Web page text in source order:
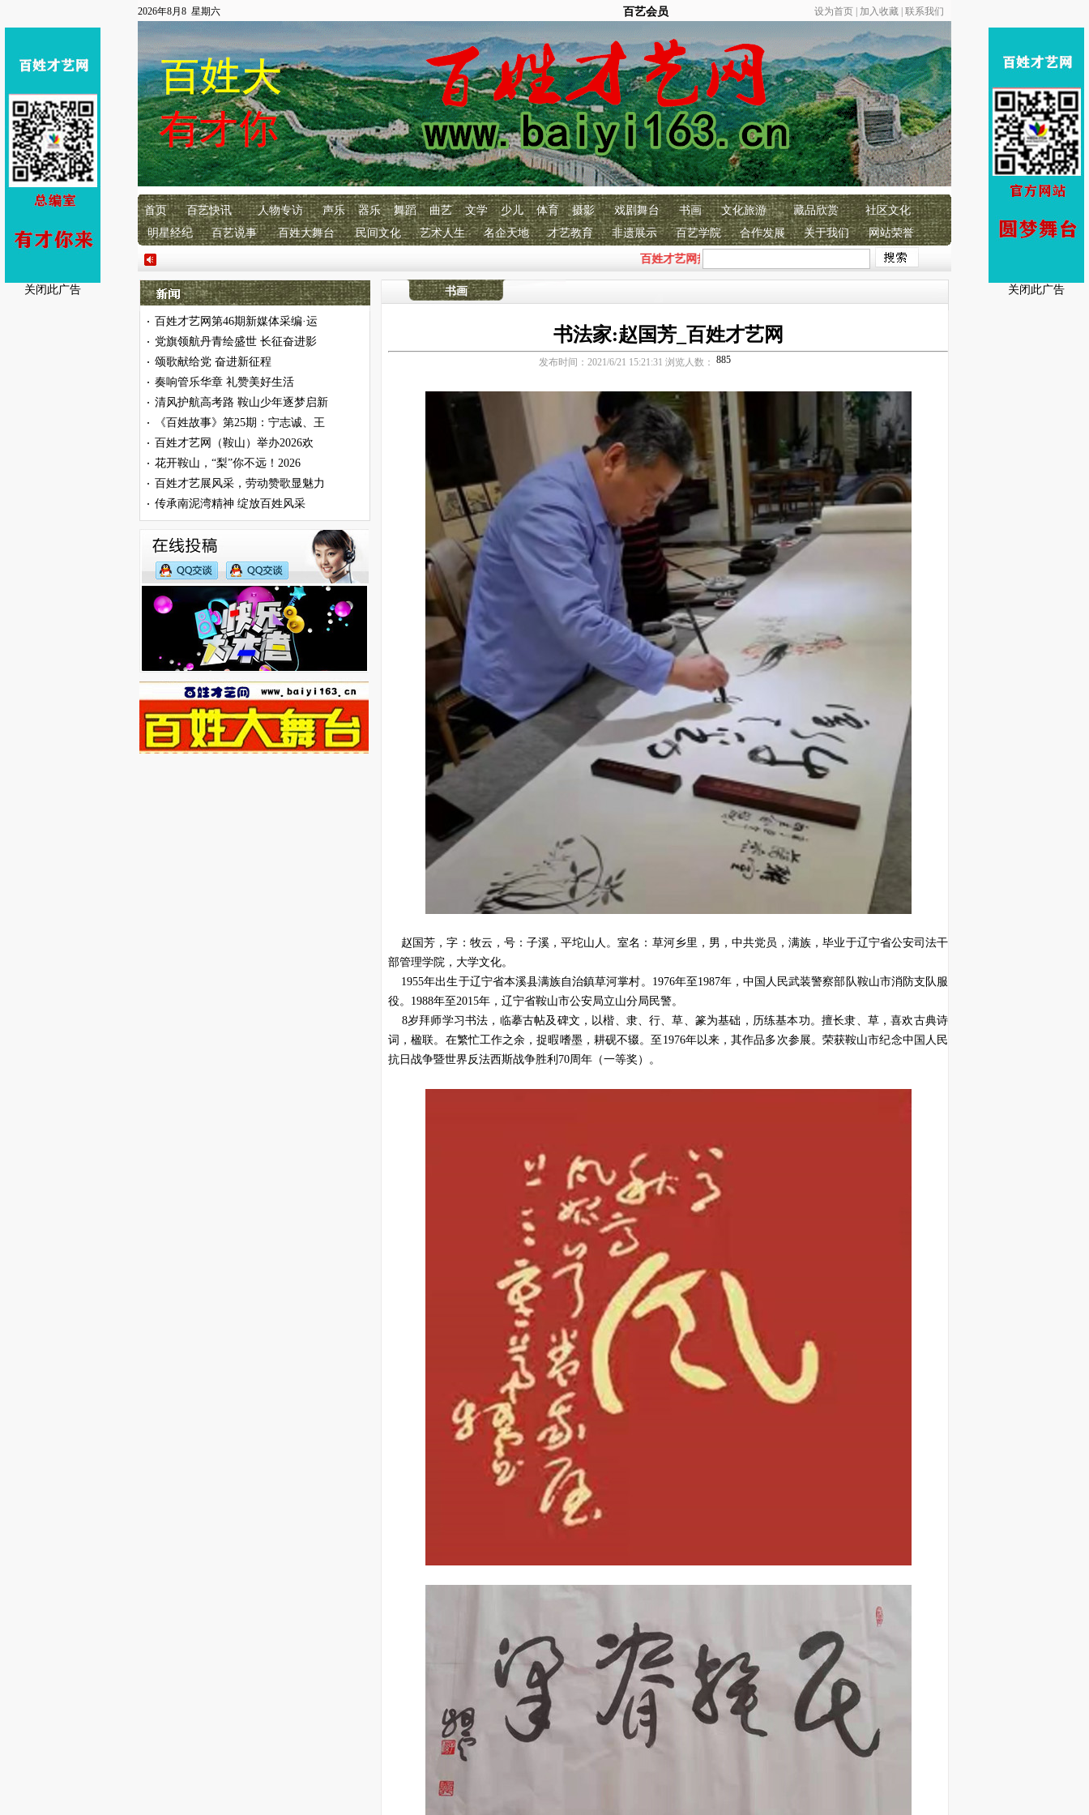
2026年8月8 星期六 百艺会员 设为首页 加入收藏 联系我们
首页 百艺快讯 人物专访 声乐 器乐 舞蹈 曲艺 文学 少儿 体育 摄影 戏剧舞台 书画 文化旅游 藏品欣赏
社区文化
明星经纪
百艺说事 百姓大舞台 民间文化 艺术人生 名企天地 才艺教育 非遗展示 百艺学院 合作发展 关于我们 网站荣誉
百姓才艺网热烈庆祝中国共产党成立105周年！ 恭贺百姓才艺网成立17
· 百姓才艺网第46期新媒体采编·运
· 党旗领航丹青绘盛世 长征奋进影
· 颂歌献给党 奋进新征程
· 奏响管乐华章 礼赞美好生活
· 清风护航高考路 鞍山少年逐梦启新
· 《百姓故事》第25期：宁志诚、王
· 百姓才艺网（鞍山）举办2026欢
· 花开鞍山，“梨”你不远！2026
· 百姓才艺展风采，劳动赞歌显魅力
· 传承南泥湾精神 绽放百姓风采
书画
书法家:赵国芳_百姓才艺网
发布时间：2021/6/21 15:21:31 浏览人数：
赵国芳，字：牧云，号：子溪，平坨山人。室名：草河乡里，男，中共党员，满族，毕业于辽宁省公安司法干
部管理学院，大学文化。
1955年出生于辽宁省本溪县满族自治鎮草河掌村。1976年至1987年，中国人民武装警察部队鞍山市消防支队服
役。1988年至2015年，辽宁省鞍山市公安局立山分局民警。
8岁拜师学习书法，临摹古帖及碑文，以楷、隶、行、草、篆为基础，历练基本功。擅长隶、草，喜欢古典诗
词，楹联。在繁忙工作之余，捉暇嗜墨，耕砚不辍。至1976年以来，其作品多次参展。荣获鞍山市纪念中国人民
抗日战争暨世界反法西斯战争胜利70周年（一等奖）。